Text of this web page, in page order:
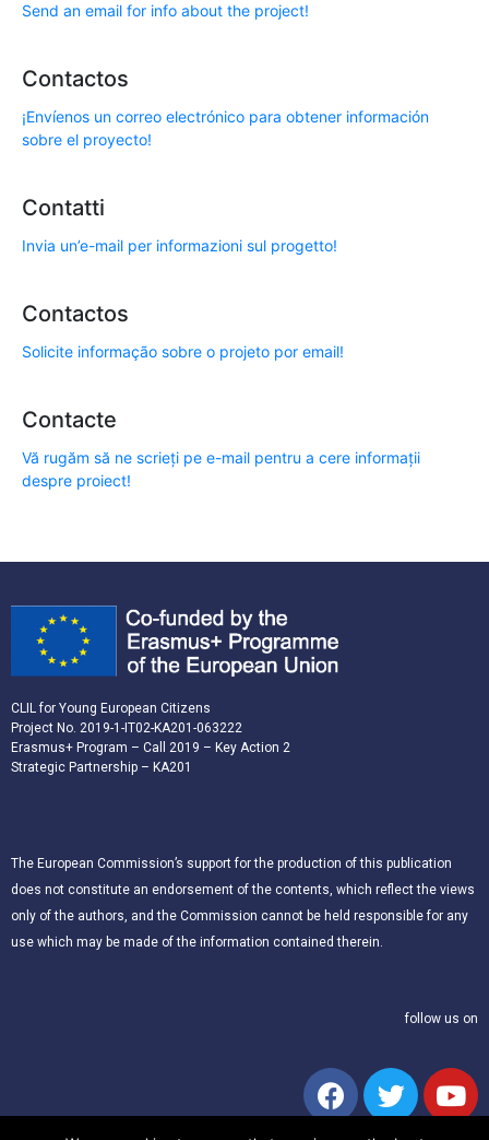
Send an email for info about the project!
Contactos
¡Envíenos un correo electrónico para obtener información
sobre el proyecto!
Contatti
Invia un’e-mail per informazioni sul progetto!
Contactos
Solicite informação sobre o projeto por email!
Contacte
Vă rugăm să ne scrieți pe e-mail pentru a cere informații
despre proiect!
CLIL for Young European Citizens
Project No. 2019-1-IT02-KA201-063222
Erasmus+ Program – Call 2019 – Key Action 2
Strategic Partnership – KA201
The European Commission’s support for the production of this publication
does not constitute an endorsement of the contents, which reflect the views
only of the authors, and the Commission cannot be held responsible for any
use which may be made of the information contained therein.
follow us on